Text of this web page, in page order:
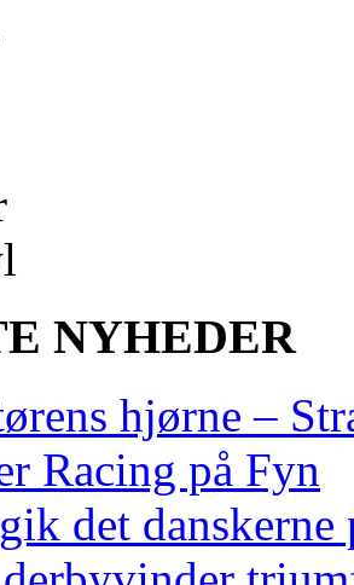
NYHEDER
hjørne –
Racing på Fyn
det